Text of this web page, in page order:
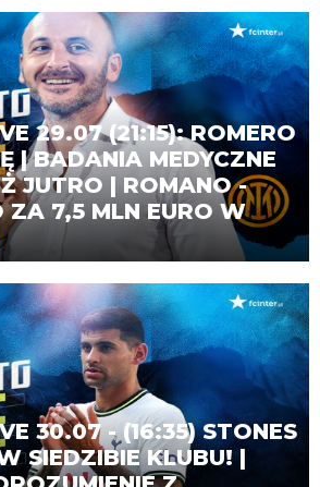
29.07 (21:15): ROMERO
| BADANIA MEDYCZNE
JUTRO | ROMANO -
ZA 7,5 MLN EURO W
30.07 - (16:35) STONES
SIEDZIBIE KLUBU! |